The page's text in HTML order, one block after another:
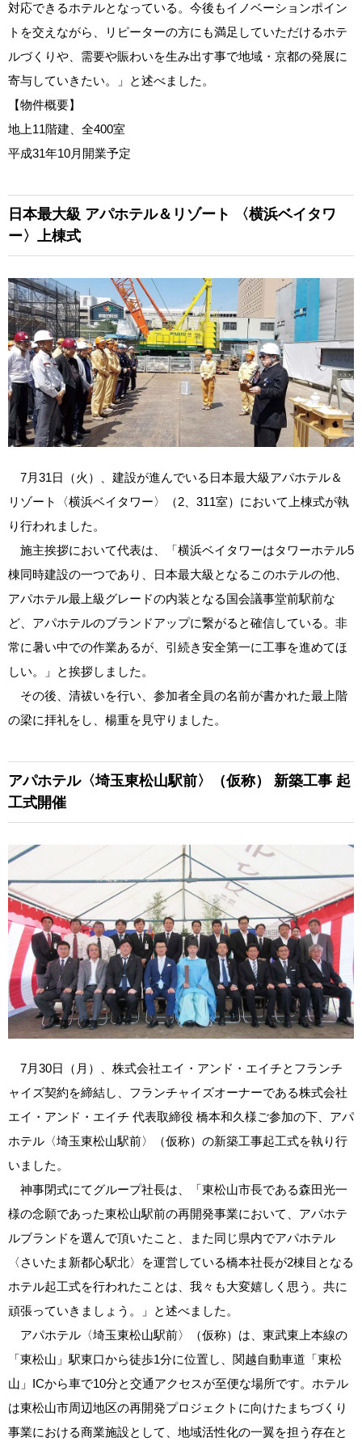
対応できるホテルとなっている。今後もイノベーションポイン
トを交えながら、リピーターの方にも満足していただけるホテ
ルづくりや、需要や賑わいを生み出す事で地域・京都の発展に
寄与していきたい。」と述べました。
【物件概要】
地上11階建、全400室
平成31年10月開業予定
日本最大級 アパホテル＆リゾート
〈横浜ベイタワ
ー〉上棟式
7月31日（火）、建設が進んでいる日本最大級アパホテル＆
リゾート〈横浜ベイタワー〉（2、311室）において上棟式が執
り行われました。
施主挨拶において代表は、「横浜ベイタワーはタワーホテル5
棟同時建設の一つであり、日本最大級となるこのホテルの他、
アパホテル最上級グレードの内装となる国会議事堂前駅前な
ど、アパホテルのブランドアップに繋がると確信している。非
常に暑い中での作業あるが、引続き安全第一に工事を進めてほ
しい。」と挨拶しました。
その後、清祓いを行い、参加者全員の名前が書かれた最上階
の梁に拝礼をし、楊重を見守りました。
アパホテル〈埼玉東松山駅前〉（仮称）
新築工事 起
工式開催
7月30日（月）、株式会社エイ・アンド・エイチとフランチ
ャイズ契約を締結し、フランチャイズオーナーである株式会社
エイ・アンド・エイチ 代表取締役 橋本和久様ご参加の下、アパ
ホテル〈埼玉東松山駅前〉（仮称）の新築工事起工式を執り行
いました。
神事閉式にてグループ社長は、「東松山市長である森田光一
様の念願であった東松山駅前の再開発事業において、アパホテ
ルブランドを選んで頂いたこと、また同じ県内でアパホテル
〈さいたま新都心駅北〉を運営している橋本社長が2棟目となる
ホテル起工式を行われたことは、我々も大変嬉しく思う。共に
頑張っていきましょう。」と述べました。
アパホテル〈埼玉東松山駅前〉（仮称）は、東武東上本線の
「東松山」駅東口から徒歩1分に位置し、関越自動車道「東松
山」ICから車で10分と交通アクセスが至便な場所です。ホテル
は東松山市周辺地区の再開発プロジェクトに向けたまちづくり
事業における商業施設として、地域活性化の一翼を担う存在と